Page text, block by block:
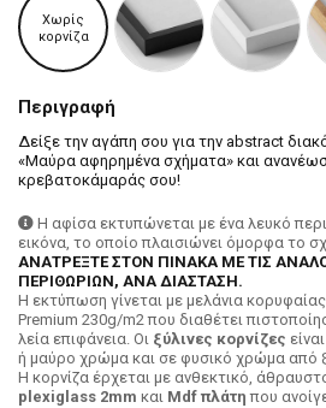
Χωρίς
κορνίζα
Περιγραφή
Δείξε την αγάπη σου για την abstract
«Μαύρα αφηρημένα σχήματα» και
κρεβατοκάμαράς σου!
Η αφίσα εκτυπώνεται με ένα λευκό
εικόνα, το οποίο πλαισιώνει όμορφα το
ΑΝΑΤΡΕΞΤΕ ΣΤΟΝ ΠΙΝΑΚΑ ΜΕ ΤΙΣ
ΠΕΡΙΘΩΡΙΩΝ, ΑΝΑ ΔΙΑΣΤΑΣΗ.
H εκτύπωση γίνεται με μελάνια
Premium 230g/m2 που διαθέτει
λεία επιφάνεια. Οι ξύλινες κορνίζες
ή μαύρο χρώμα και σε φυσικό χρώμα από
Η κορνίζα έρχεται με ανθεκτικό,
plexiglass 2mm και Mdf πλάτη που